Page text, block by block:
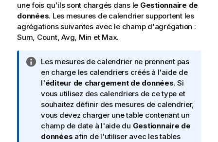
une fois qu'ils sont chargés dans le Gestionnaire de
données. Les mesures de calendrier supportent les
agrégations suivantes avec le champ d'agrégation :
Sum, Count, Avg, Min et Max.
N
o
t
e
I
n
f
o
Les mesures de calendrier ne prennent pas
en charge les calendriers créés à l'aide de
l'éditeur de chargement de données. Si
vous utilisez des calendriers de ce type et
souhaitez définir des mesures de calendrier,
vous devez charger une table contenant un
champ de date à l'aide du Gestionnaire de
données afin de l'utiliser avec les tables